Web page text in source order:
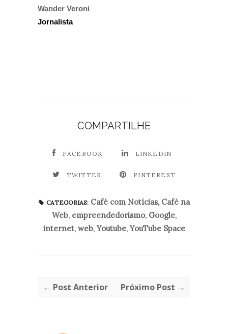
Wander Veroni
Jornalista
COMPARTILHE
FACEBOOK LINKEDIN
TWITTER PINTEREST
CATEGORIAS: Café com Notícias, Café na
Web, empreendedorismo, Google,
internet, web,Youtube,YouTube Space
← Post Anterior Próximo Post →